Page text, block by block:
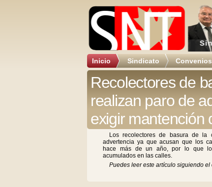
Inicio Sindicato Convenios
Recolectores de
realizan paro de
exigir mantención
Los recolectores de basura de la
advertencia ya que acusan que los
hace más de un año, por lo que
acumulados en las calles.
Puedes leer este artículo siguiendo el